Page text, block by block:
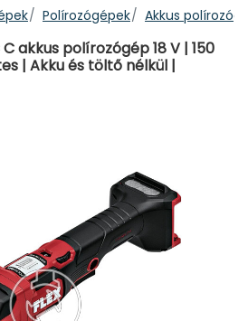
Polírozógépek Akkus
C akkus polírozógép 18 V | 150
| Akku és töltő nélkül |